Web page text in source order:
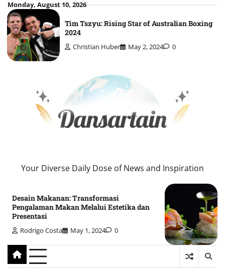
Skip
to
content
Monday, August 10, 2026
Tim Tszyu: Rising Star of Australian Boxing
2024
Christian Huber May 2, 2024 0
Your Diverse Daily Dose of News and Inspiration
Desain Makanan: Transformasi
Pengalaman Makan Melalui Estetika dan
Presentasi
Rodrigo Costa May 1, 2024 0